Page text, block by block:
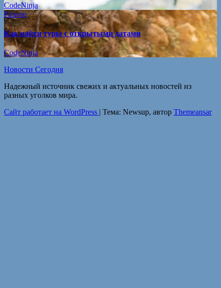
CodeNinja
Разное
Как найти туры с открытыми датами
CodeNinja
Новости Сегодня
Надежный источник свежих и актуальных новостей из
разных уголков мира.
Сайт работает на WordPress
Тема: Newsup, автор Themeansar